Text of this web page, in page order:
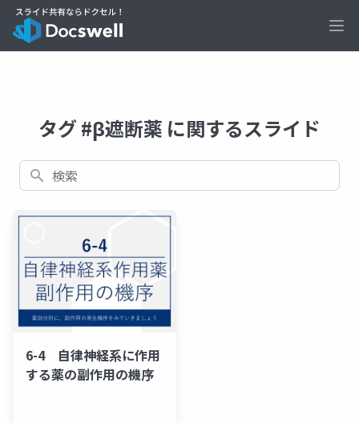
タグ #β遮断薬 に関するスライド
検索
6-4 自律神経系に作用
する薬の副作用の機序